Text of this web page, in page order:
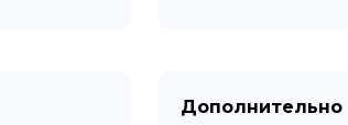
Дополнительно